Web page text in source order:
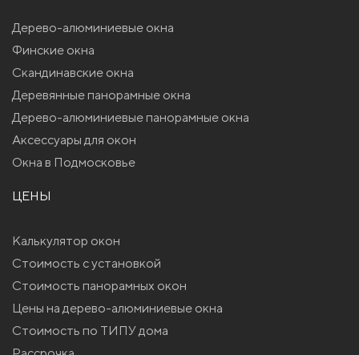
Дерево-алюминиевые окна
Финские окна
Скандинавские окна
Деревянные панорамные окна
Дерево-алюминиевые панорамные окна
Аксессуары для окон
Окна в Подмосковье
ЦЕНЫ
Калькулятор окон
Стоимость с установкой
Стоимость панорамных окон
Цены на дерево-алюминиевые окна
Стоимость по ТИПУ дома